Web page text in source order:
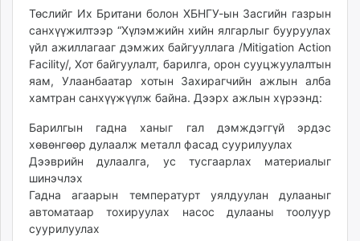
unuudur.mn
isee.mn
mglradio.com
fact.mn
itoim.mn
shuum.mn
times.mn
tvmongolia.mn
mass.mn
unegui.mn
assa.mn
Төслийг Их Британи болон ХБНГУ-ын Засгийн газрын
санхүүжилтээр “Хүлэмжийн хийн ялгарлыг бууруулах
үйл ажиллагааг дэмжих байгууллага /Mitigation Action
Facility/, Хот байгуулалт, барилга, орон сууцжуулалтын
яам, Улаанбаатар хотын Захирагчийн ажлын алба
хамтран санхүүжүүлж байна. Дээрх ажлын хүрээнд:
Барилгын гадна ханыг гал дэмждэггүй эрдэс
хөвөнгөөр дулаалж металл фасад суурилуулах
Дээврийн дулаалга, ус тусгаарлах материалыг
шинэчлэх
Гадна агаарын температурт уялдуулан дулааныг
автоматаар тохируулах насос дулааны тоолуур
суурилуулах